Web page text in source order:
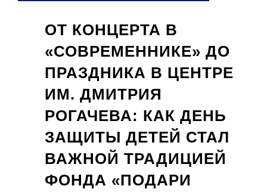
ОТ КОНЦЕРТА В
«СОВРЕМЕННИКЕ» ДО
ПРАЗДНИКА В ЦЕНТРЕ
ИМ. ДМИТРИЯ
РОГАЧЕВА: КАК ДЕНЬ
ЗАЩИТЫ ДЕТЕЙ СТАЛ
ВАЖНОЙ ТРАДИЦИЕЙ
ФОНДА «ПОДАРИ